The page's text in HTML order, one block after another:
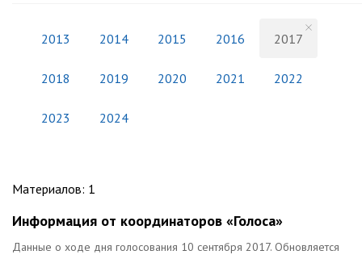
2013 2014 2015 2016 2017
2018 2019 2020 2021 2022
2023 2024
Материалов: 1
Информация от координаторов «Голоса»
Данные о ходе дня голосования 10 сентября 2017. Обновляется